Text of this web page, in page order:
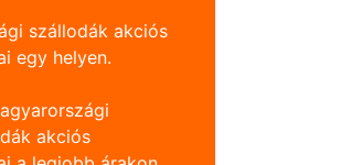
szállodák akciós
egy helyen.
akciós